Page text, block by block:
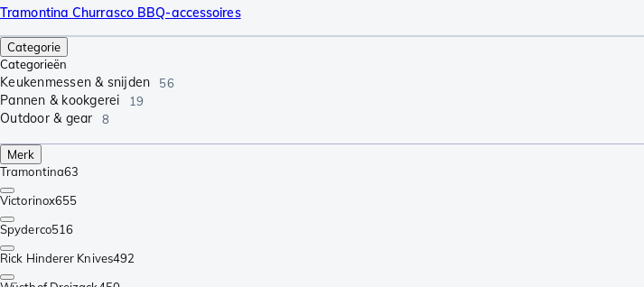
Tramontina Churrasco BBQ-accessoires
Categorie
Categorieën
Keukenmessen & snijden 56
Pannen & kookgerei 19
Outdoor & gear 8
Merk
Tramontina63
Victorinox655
Spyderco516
Rick Hinderer Knives492